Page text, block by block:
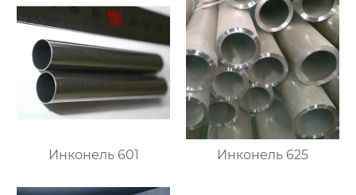
Инконель 601 Инконель 625